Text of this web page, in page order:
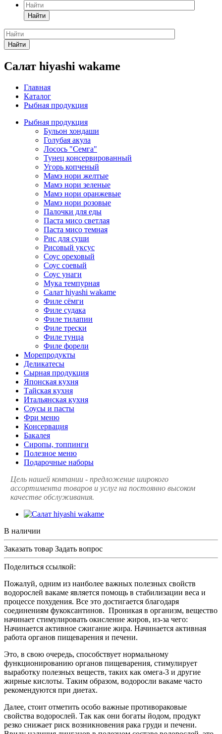
Найти
Найти
Салат hiyashi wakame
Главная
Каталог
Рыбная продукция
Рыбная продукция
Бульон хондаши
Голубая акула
Лосось "Семга"
Тунец консервированный
Угорь копченый
Мамэ нори желтые
Мамэ нори зеленые
Мамэ нори оранжевые
Мамэ нори розовые
Палочки для еды
Паста мисо светлая
Паста мисо темная
Рис для суши
Рисовый уксус
Соус ореховый
Соус соевый
Соус унаги
Мука темпурная
Салат hiyashi wakame
Филе сёмги
Филе судака
Филе тилапии
Филе трески
Филе тунца
Филе форели
Морепродукты
Деликатесы
Сырная продукция
Японская кухня
Тайская кухня
Итальянская кухня
Соусы и пасты
Фри меню
Консервация
Бакалея
Сиропы, топпинги
Полезное меню
Подарочные наборы
Цель нашей компании - предложение широкого
ассортимента товаров и услуг на постоянно высоком
качестве обслуживания.
В наличии
Заказать товар Задать вопрос
Поделиться ссылкой:
Пожалуй, одним из наиболее важных полезных свойств
водорослей вакаме является помощь в стабилизации веса и
процессе похудения. Все это достигается благодаря
соединениям фукоксантинов. Проникая в организм, вещество
начинает стимулировать окисление жиров, из-за чего:
Начинается активное сжигание жира. Начинается активная
работа органов пищеварения и печени.
Это, в свою очередь, способствует нормальному
функционированию органов пищеварения, стимулирует
выработку полезных веществ, таких как омега-3 и другие
жирные кислоты. Таким образом, водоросли вакаме часто
рекомендуются при диетах.
Далее, стоит отметить особо важные противораковые
свойства водорослей. Так как они богаты йодом, продукт
резко снижает риск возникновения рака груди и печени.